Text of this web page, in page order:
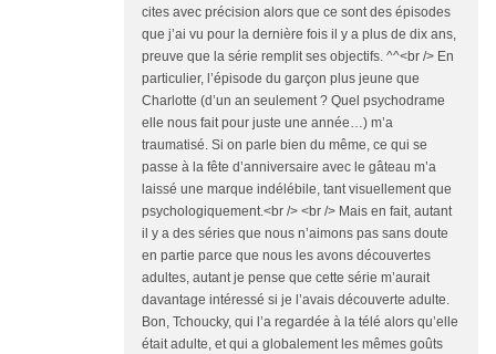
cites avec précision alors que ce sont des épisodes
que j’ai vu pour la dernière fois il y a plus de dix ans,
preuve que la série remplit ses objectifs. ^^<br /> En
particulier, l’épisode du garçon plus jeune que
Charlotte (d’un an seulement ? Quel psychodrame
elle nous fait pour juste une année…) m’a
traumatisé. Si on parle bien du même, ce qui se
passe à la fête d’anniversaire avec le gâteau m’a
laissé une marque indélébile, tant visuellement que
psychologiquement.<br /> <br /> Mais en fait, autant
il y a des séries que nous n’aimons pas sans doute
en partie parce que nous les avons découvertes
adultes, autant je pense que cette série m’aurait
davantage intéressé si je l’avais découverte adulte.
Bon, Tchoucky, qui l’a regardée à la télé alors qu’elle
était adulte, et qui a globalement les mêmes goûts